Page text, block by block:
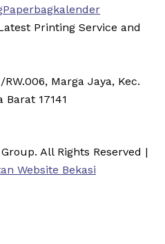
Paperbagkalender
Printing Service and
Marga Jaya, Kec.
Barat 17141
All Rights Reserved |
Website Bekasi